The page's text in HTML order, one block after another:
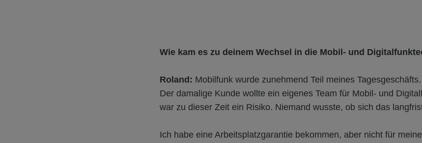
Wie kam es zu deinem Wechsel in die Mobil- und
Roland: Mobilfunk wurde zunehmend Teil meines Tagesgeschäfts.
Der damalige Kunde wollte ein eigenes Team für Mobil- und
war zu dieser Zeit ein Risiko. Niemand wusste, ob sich das
Ich habe eine Arbeitsplatzgarantie bekommen, aber nicht für